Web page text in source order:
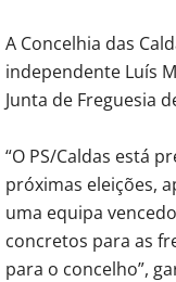
A Concelhia das
independente Luís
Junta de Freguesia
“O PS/Caldas está
próximas eleições,
uma equipa
concretos para as
para o concelho”,